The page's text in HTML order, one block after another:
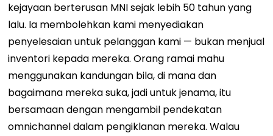
kejayaan berterusan MNI sejak lebih 50 tahun yang
lalu. Ia membolehkan kami menyediakan
penyelesaian untuk pelanggan kami — bukan menjual
inventori kepada mereka. Orang ramai mahu
menggunakan kandungan bila, di mana dan
bagaimana mereka suka, jadi untuk jenama, itu
bersamaan dengan mengambil pendekatan
omnichannel dalam pengiklanan mereka. Walau